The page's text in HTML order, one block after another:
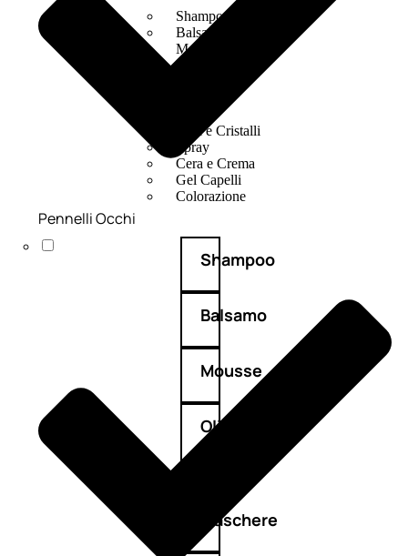
Shampoo
Balsamo
Mousse
Olii Capelli
Sieri e Cristalli
Spray
Cera e Crema
Gel Capelli
Colorazione
Shampoo
Balsamo
Mousse
Olii
capelli
Maschere
Pennelli Occhi